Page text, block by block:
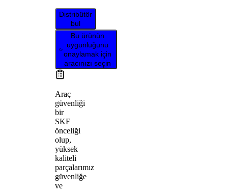
Distribütör
bul
Bu ürünün
uygunluğunu
onaylamak için
aracınızı seçin
Araç
güvenliği
bir
SKF
önceliği
olup,
yüksek
kaliteli
parçalarımız
güvenliğe
ve